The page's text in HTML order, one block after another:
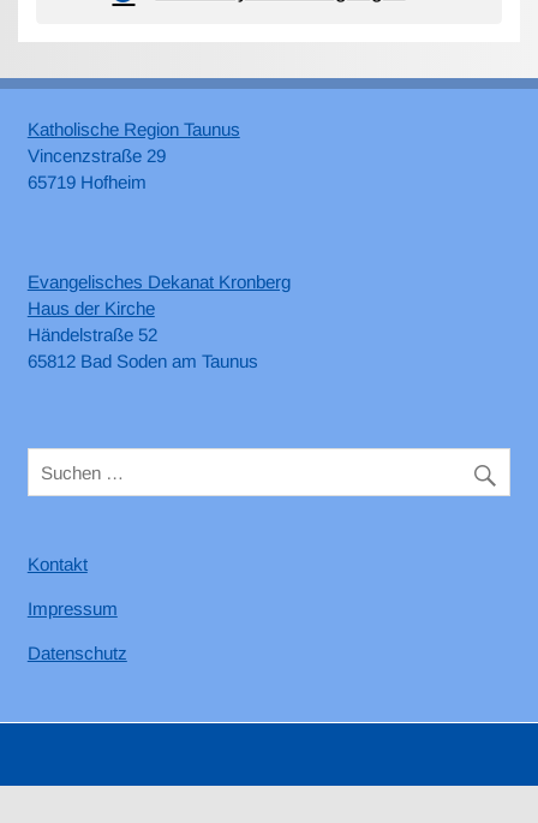
Katholische Region Taunus
Vincenzstraße 29
65719 Hofheim
Evangelisches Dekanat Kronberg
Haus der Kirche
Händelstraße 52
65812 Bad Soden am Taunus
Kontakt
Impressum
Datenschutz